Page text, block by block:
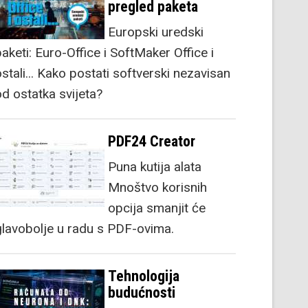
pregled paketa
Europski uredski
Euro-Office i SoftMaker Office i
Kako postati softverski nezavisan
ostatka svijeta?
PDF24 Creator
Puna kutija alata
Mnoštvo korisnih
opcija smanjit će
u radu s PDF-ovima.
Tehnologija
budućnosti